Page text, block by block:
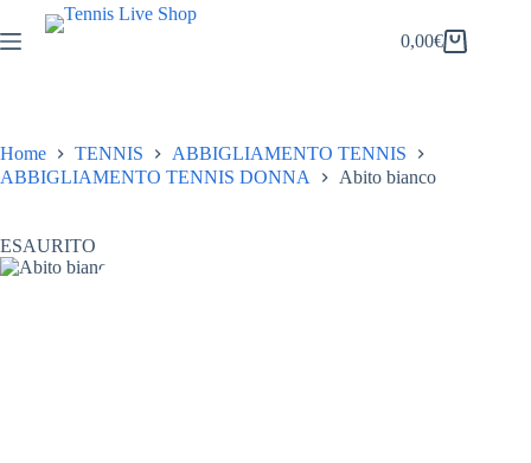
al
contenuto
Carrello
0,00€
Home TENNIS
ABBIGLIAMENTO TENNIS
ABBIGLIAMENTO TENNIS DONNA
Abito bianco
ESAURITO